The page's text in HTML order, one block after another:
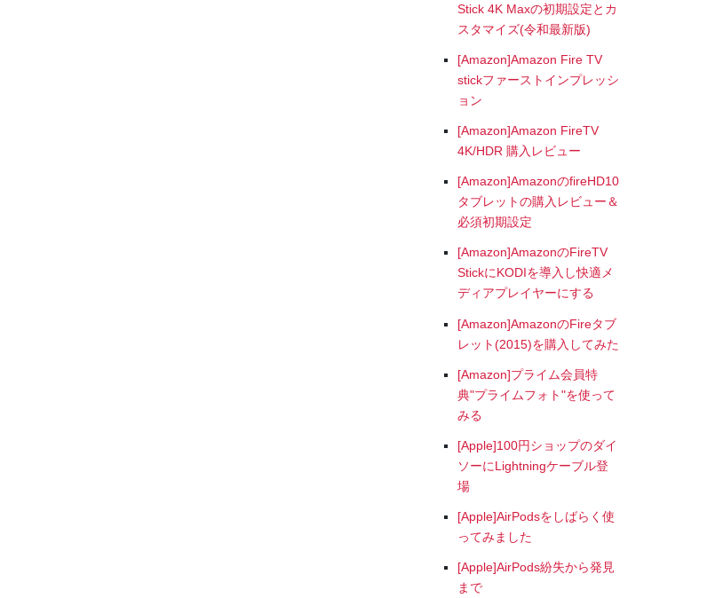
Stick 4K Maxの初期設定とカ
スタマイズ(令和最新版)
[Amazon]Amazon Fire TV
stickファーストインプレッシ
ョン
[Amazon]Amazon FireTV
4K/HDR 購入レビュー
[Amazon]AmazonのfireHD10
タブレットの購入レビュー＆
必須初期設定
[Amazon]AmazonのFireTV
StickにKODIを導入し快適メ
ディアプレイヤーにする
[Amazon]AmazonのFireタブ
レット(2015)を購入してみた
[Amazon]プライム会員特
典"プライムフォト"を使って
みる
[Apple]100円ショップのダイ
ソーにLightningケーブル登
場
[Apple]AirPodsをしばらく使
ってみました
[Apple]AirPods紛失から発見
まで